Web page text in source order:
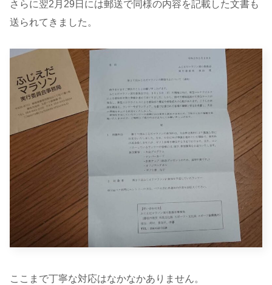
さらに翌2月29日には郵送で同様の内容を記載した文書も
送られてきました。
ここまで丁寧な対応はなかなかありません。